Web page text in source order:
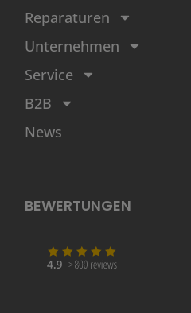
Reparaturen
Unternehmen
Service
B2B
News
BEWERTUNGEN